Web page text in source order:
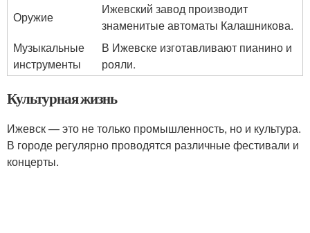
Оружие
Ижевский завод производит
знаменитые автоматы Калашникова.
Музыкальные
инструменты
В Ижевске изготавливают пианино и
рояли.
Культурная жизнь
Ижевск — это не только промышленность, но и культура.
В городе регулярно проводятся различные фестивали и
концерты.